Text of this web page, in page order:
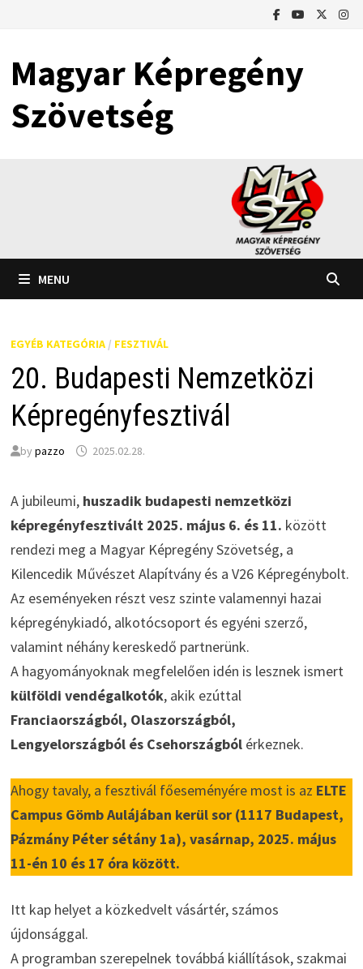
Magyar Képregény
Szövetség
MENU
EGYÉB KATEGÓRIA/ FESZTIVÁL
20. Budapesti Nemzetközi
Képregényfesztivál
by pazzo 2025.02.28.
A jubileumi, huszadik budapesti nemzetközi
képregényfesztivált 2025. május 6. és 11. között
rendezi meg a Magyar Képregény Szövetség, a
Kilencedik Művészet Alapítvány és a V26 Képregénybolt.
Az eseményeken részt vesz szinte valamennyi hazai
képregénykiadó, alkotócsoport és egyéni szerző,
valamint néhány kereskedő partnerünk.
A hagyományoknak megfelelően idén is lesznek ismert
külföldi vendégalkotók, akik ezúttal
Franciaországból, Olaszországból,
Lengyelországból és Csehországbólérkeznek.
Ahogy tavaly, a fesztivál főeseményére most is az ELTE
Campus Gömb Aulájában kerül sor (1117 Budapest,
Pázmány Péter sétány 1a), vasárnap, 2025. május
11-én 10 és 17 óra között.
Itt kap helyet a közkedvelt vásártér, számos
újdonsággal.
A programban szerepelnek továbbá kiállítások, szakmai